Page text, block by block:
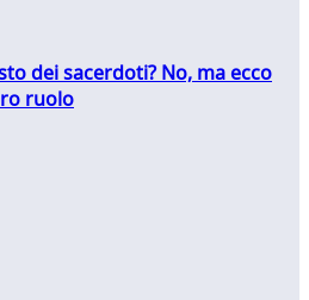
dei sacerdoti? No, ma ecco
ruolo